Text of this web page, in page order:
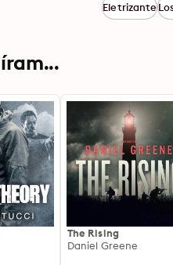
Eletrizante
The Rising
Daniel Greene